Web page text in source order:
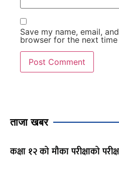
Save my name, email,
browser for the next time
ताजा खबर
कक्षा १२ को मौका परीक्षाको